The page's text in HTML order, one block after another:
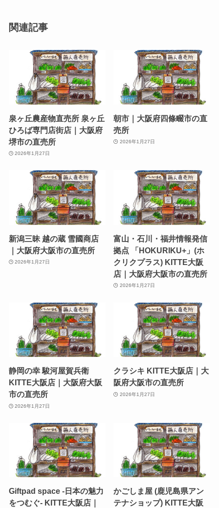
関連記事
泉ヶ丘農産物直売所 泉ヶ丘
ひろば専門店街店｜大阪府
堺市の直売所
2026年1月27日
朝市｜大阪府四條畷市の直
売所
2026年1月27日
新潟三昧 越の蔵 雪國商店
｜大阪府大阪市の直売所
2026年1月27日
富山・石川・福井情報発信
拠点 「HOKURIKU+」(ホ
クリクプラス) KITTE大阪
店｜大阪府大阪市の直売所
2026年1月27日
静岡の幸 駿河屋賀兵衛
KITTE大阪店｜大阪府大阪
市の直売所
2026年1月27日
クラシキ KITTE大阪店｜大
阪府大阪市の直売所
2026年1月27日
Giftpad space -日本の魅力
をつむぐ- KITTE大阪店｜
かごしま屋 (鹿児島県アン
テナショップ) KITTE大阪